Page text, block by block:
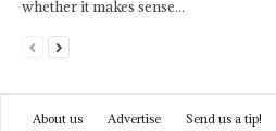
whether it makes sense...
About us Advertise Send us a tip!